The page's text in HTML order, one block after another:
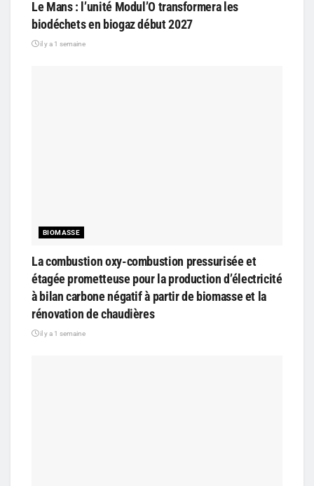
Le Mans : l’unité Modul’O transformera les
biodéchets en biogaz début 2027
il y a 1 semaine
BIOMASSE
La combustion oxy-combustion pressurisée et
étagée prometteuse pour la production d’électricité
à bilan carbone négatif à partir de biomasse et la
rénovation de chaudières
il y a 1 semaine